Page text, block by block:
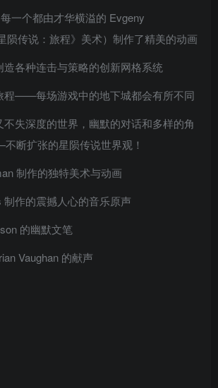
一个都由才华横溢的 Evgeny
陨传说：旅程》美术）制作了精美的动画
造各种连击与策略的创新网格系统
程——每场游戏中的地下城都会有所不同
不失深度的世界，幽默的对话和多样的角
断扩张的星陨传说世界观！
制作的独特美术与动画
制作的震撼人心的音乐原声
的幽默文笔
Vaughan 的献声